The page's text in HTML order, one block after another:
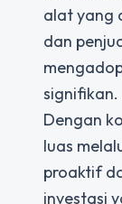
alat yang
dan
signifikan.
Dengan
luas
proaktif
investasi